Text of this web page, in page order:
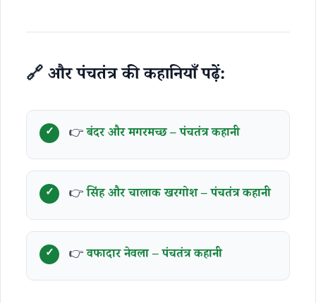
🔗और पंचतंत्र की कहानियाँ पढ़ें:
👉बंदर और मगरमच्छ – पंचतंत्र कहानी
👉सिंह और चालाक खरगोश – पंचतंत्र कहानी
👉वफादार नेवला – पंचतंत्र कहानी